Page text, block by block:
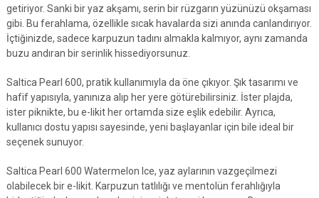
getiriyor. Sanki bir yaz akşamı, serin bir rüzgarın yüzünüzü okşaması
gibi. Bu ferahlama, özellikle sıcak havalarda sizi anında canlandırıyor.
İçtiğinizde, sadece karpuzun tadını almakla kalmıyor, aynı zamanda
buzu andıran bir serinlik hissediyorsunuz.
Saltica Pearl 600, pratik kullanımıyla da öne çıkıyor. Şık tasarımı ve
hafif yapısıyla, yanınıza alıp her yere götürebilirsiniz. İster plajda,
ister piknikte, bu e-likit her ortamda size eşlik edebilir. Ayrıca,
kullanıcı dostu yapısı sayesinde, yeni başlayanlar için bile ideal bir
seçenek sunuyor.
Saltica Pearl 600 Watermelon Ice, yaz aylarının vazgeçilmezi
olabilecek bir e-likit. Karpuzun tatlılığı ve mentolün ferahlığıyla